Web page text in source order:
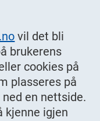
vil det bli
brukerens
cookies på
plasseres på
en nettside.
kjenne igjen